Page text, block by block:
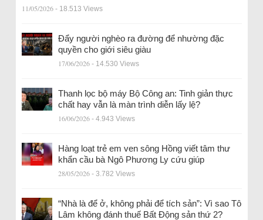
11/05/2026 - 18.513 Views
Đẩy người nghèo ra đường để nhường đặc
quyền cho giới siêu giàu
17/06/2026 - 14.530 Views
Thanh lọc bộ máy Bộ Công an: Tinh giản thực
chất hay vẫn là màn trình diễn lấy lệ?
16/06/2026 - 4.943 Views
Hàng loạt trẻ em ven sông Hồng viết tâm thư
khẩn cầu bà Ngô Phương Ly cứu giúp
28/05/2026 - 3.782 Views
“Nhà là để ở, không phải để tích sản”: Vì sao Tô
Lâm không đánh thuế Bất Động sản thứ 2?